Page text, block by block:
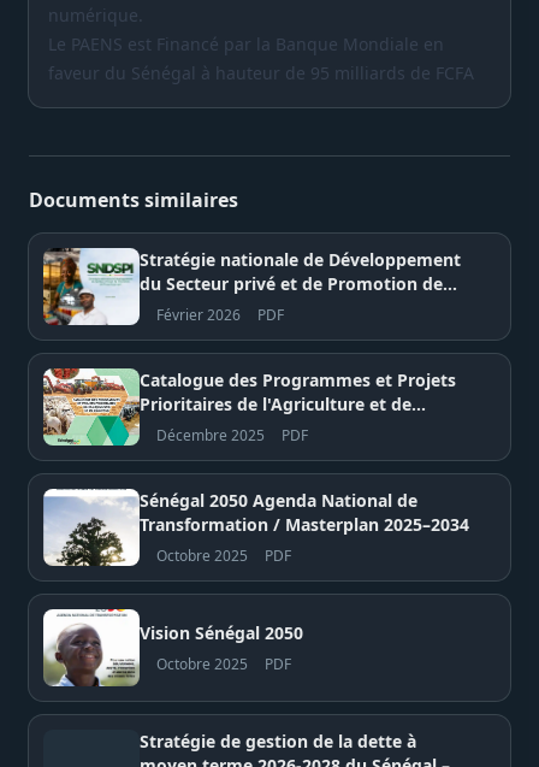
numérique.
Le PAENS est Financé par la Banque Mondiale en
faveur du Sénégal à hauteur de 95 milliards de FCFA
Documents similaires
Stratégie nationale de Développement
du Secteur privé et de Promotion de
l’Investissement (SNDSPI)
Février 2026 PDF
Catalogue des Programmes et Projets
Prioritaires de l'Agriculture et de
l'Élevage - Sénégal 2050
Décembre 2025 PDF
Sénégal 2050 Agenda National de
Transformation / Masterplan 2025–2034
Octobre 2025 PDF
Vision Sénégal 2050
Octobre 2025 PDF
Stratégie de gestion de la dette à